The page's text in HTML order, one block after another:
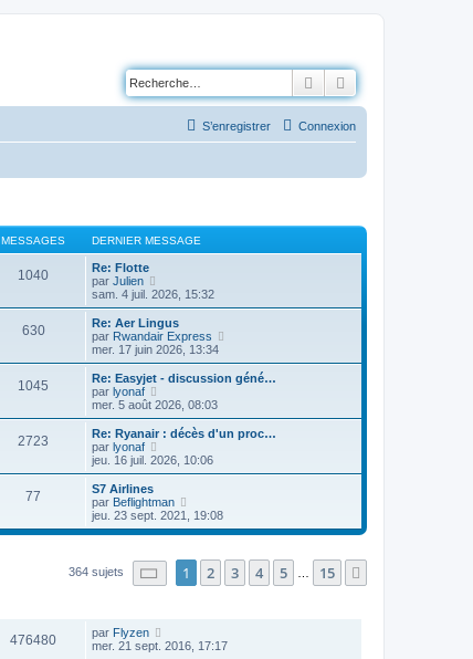
Rechercher
Connexion
S’enregistrer
MESSAGES DERNIER MESSAGE
1040
Re: Flotte
par Julien
o
i
r
l
e
n
i
r
e
s
a
g
e
sam. 4 juil. 2026, 15:32
630
Re: Aer Lingus
par Rwandair Express
i
r
r
s
a
g
e
mer. 17 juin 2026, 13:34
1045
Re: Easyjet - discussion géné…
par lyonaf
o
i
r
e
n
i
e
m
s
e
mer. 5 août 2026, 08:03
2723
Re: Ryanair : décès d'un proc…
par lyonaf
o
i
l
e
e
n
s
jeu. 16 juil. 2026, 10:06
77
S7 Airlines
par Beflightman
o
i
e
jeu. 23 sept. 2021, 19:08
364 sujets Page sur15
1 2 3 4 5 15
476480 par Flyzen
mer. 21 sept. 2016, 17:17